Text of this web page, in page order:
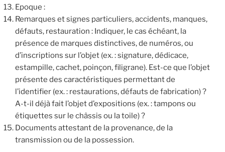
Epoque :
Remarques et signes particuliers, accidents, manques,
défauts, restauration : Indiquer, le cas échéant, la
présence de marques distinctives, de numéros, ou
d’inscriptions sur l’objet (ex. : signature, dédicace,
estampille, cachet, poinçon, filigrane). Est-ce que l’objet
présente des caractéristiques permettant de
l’identifier (ex. : restaurations, défauts de fabrication) ?
A-t-il déjà fait l’objet d’expositions (ex. : tampons ou
étiquettes sur le châssis ou la toile) ?
Documents attestant de la provenance, de la
transmission ou de la possession.